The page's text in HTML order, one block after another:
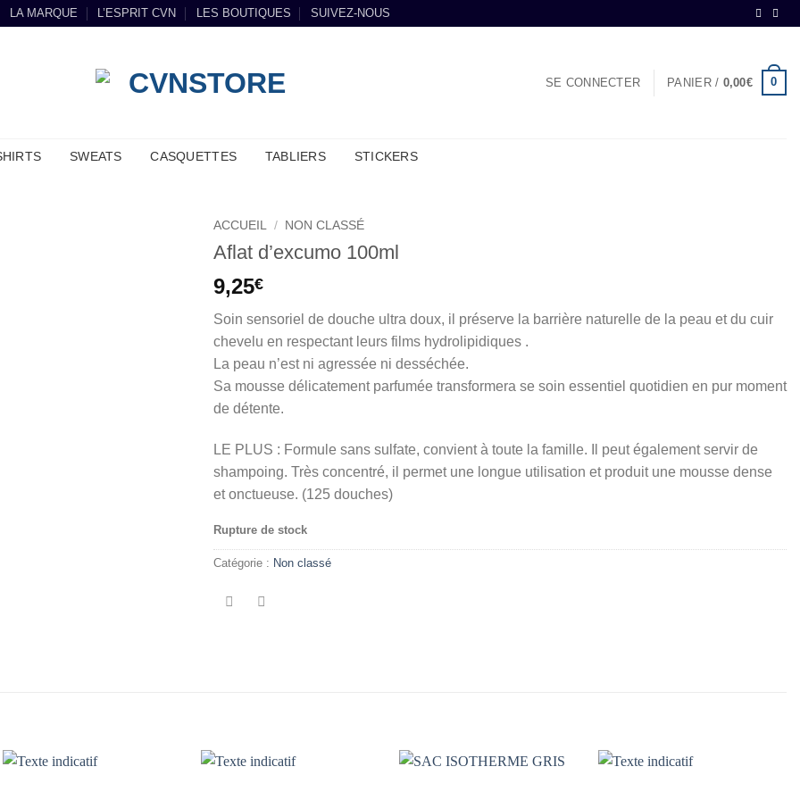
LA MARQUE L’ESPRIT CVN LES BOUTIQUES SUIVEZ-NOUS
SE CONNECTER PANIER / 0,00€ 0
SWEATS CASQUETTES TABLIERS STICKERS
ACCUEIL / NON CLASSÉ
Aflat d’excumo 100ml
9,25€
Soin sensoriel de douche ultra doux, il préserve la barrière naturelle de la peau et du cuir
chevelu en respectant leurs films hydrolipidiques .
La peau n’est ni agressée ni desséchée.
Sa mousse délicatement parfumée transformera se soin essentiel quotidien en pur moment
de détente.
LE PLUS : Formule sans sulfate, convient à toute la famille. Il peut également servir de
shampoing. Très concentré, il permet une longue utilisation et produit une mousse dense
et onctueuse. (125 douches)
Rupture de stock
Catégorie : Non classé